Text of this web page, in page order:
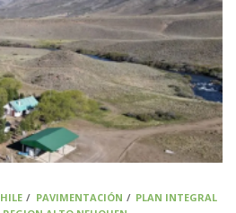
/ PAVIMENTACIÓN / PLAN INTEGRAL